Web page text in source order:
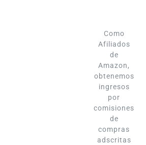
Como
Afiliados
de
Amazon,
obtenemos
ingresos
por
comisiones
de
compras
adscritas